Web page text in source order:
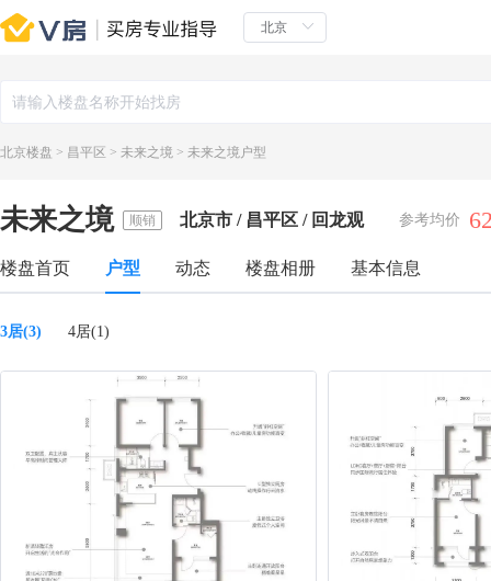
北京楼盘 > 昌平区 > 未来之境 > 未来之境户型
未来之境 顺销 北京市 / 昌平区 / 回龙观 参考均价
楼盘首页 户型 动态 楼盘相册 基本信息
3居(3) 4居(1)